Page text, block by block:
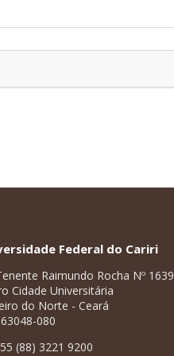
Federal do Cariri
Raimundo Rocha Nº 1639
Cidade Universitária
do Norte - Ceará
080
(88) 3221 9200